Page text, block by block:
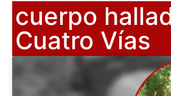
cuerpo
Cuatro Vías